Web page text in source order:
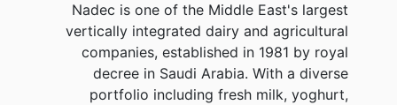
Nadec is one of the Middle East's largest
vertically integrated dairy and agricultural
companies, established in 1981 by royal
decree in Saudi Arabia. With a diverse
portfolio including fresh milk, yoghurt,